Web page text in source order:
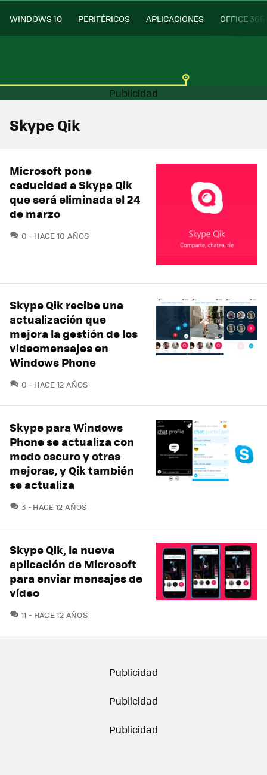
WINDOWS 10 PERIFÉRICOS APLICACIONES OFFICE 365
Skype Qik
Microsoft pone
caducidad a Skype Qik
que será eliminada el 24
de marzo
0 COMENTARIOS
HACE 10 AÑOS
Skype Qik recibe una
actualización que
mejora la gestión de los
videomensajes en
Windows Phone
0 COMENTARIOS
HACE 12 AÑOS
Skype para Windows
Phone se actualiza con
modo oscuro y otras
mejoras, y Qik también
se actualiza
3 COMENTARIOS
HACE 12 AÑOS
Skype Qik, la nueva
aplicación de Microsoft
para enviar mensajes de
vídeo
11 COMENTARIOS
HACE 12 AÑOS